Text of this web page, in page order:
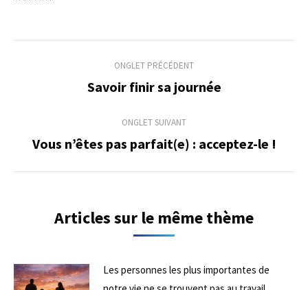
commentaire
ONGLET PRÉCÉDENT
Onglet
Savoir finir sa journée
ONGLET SUIVANT
Onglet
Vous n’êtes pas parfait(e) : acceptez-le !
Articles sur le même thème
Les personnes les plus importantes de